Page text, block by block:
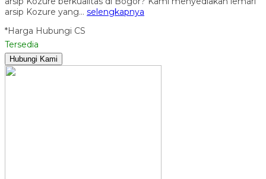
arsip Kozure yang… selengkapnya
*Harga Hubungi CS
Tersedia
Hubungi Kami